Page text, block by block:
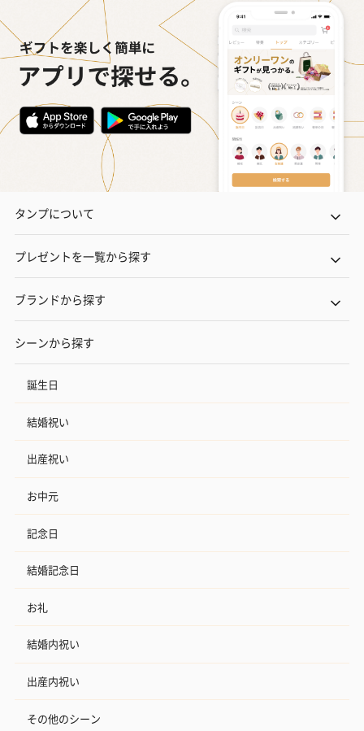
タンプについて
プレゼントを一覧から探す
ブランドから探す
シーンから探す
誕生日
結婚祝い
出産祝い
お中元
記念日
結婚記念日
お礼
結婚内祝い
出産内祝い
その他のシーン